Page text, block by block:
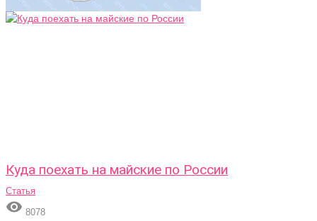
Куда поехать на майские по России
Статья
 8078